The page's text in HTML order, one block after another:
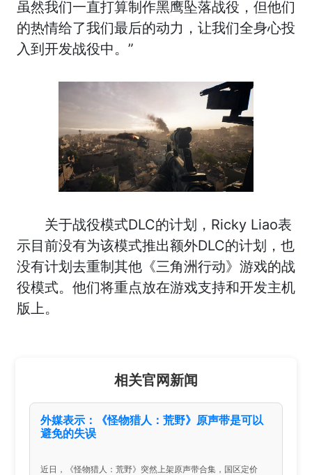
虽然我们一直打算制作黑鹰坠落战役，但他们
的热情给了我们最后的动力，让我们全身心投
入到开发战役中。”
关于战役模式DLC的计划，Ricky Liao表
示目前没有为该模式推出额外DLC的计划，也
没有计划去重制其他《三角洲行动》游戏的战
役模式。他们将重点放在游戏支持和开发主机
版上。
相关官网新闻
外媒表示：《怪物猎人：荒野》原声带是可以
避免的失误
近日，《怪物猎人：荒野》突然上架原声带合集，国区定价